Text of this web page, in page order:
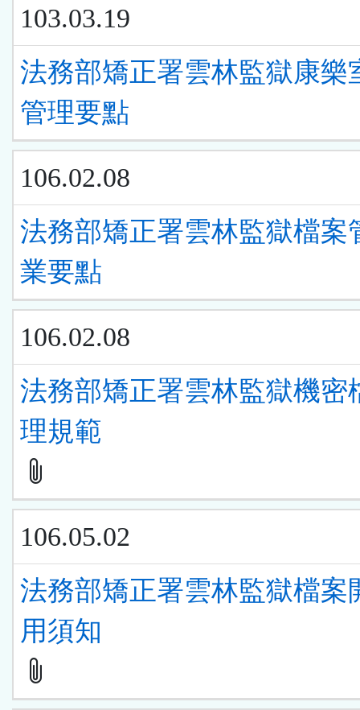
103.03.19
法務部矯正署雲林監獄康樂
管理要點
106.02.08
法務部矯正署雲林監獄檔案
業要點
106.02.08
法務部矯正署雲林監獄機密
理規範
106.05.02
法務部矯正署雲林監獄檔案
用須知